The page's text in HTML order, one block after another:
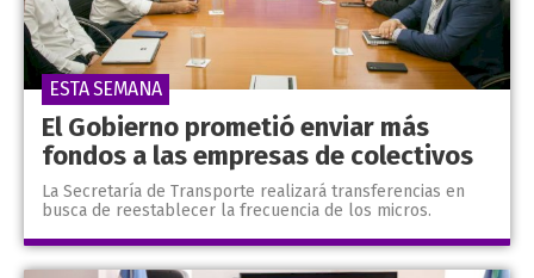
El Gobierno prometió enviar más
fondos a las empresas de colectivos
La Secretaría de Transporte realizará transferencias en
busca de reestablecer la frecuencia de los micros.
ESTA SEMANA